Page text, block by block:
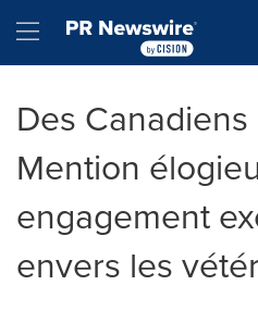
Hamburger menu
Des
Mention
engagement
envers les